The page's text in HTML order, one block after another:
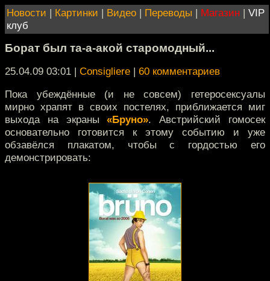
Новости | Картинки | Видео | Переводы | Магазин | VIP
клуб
Борат был та-а-акой старомодный...
25.04.09 03:01 | Consigliere | 60 комментариев
Пока убеждённые (и не совсем) гетеросексуалы
мирно храпят в своих постелях, приближается миг
выхода на экраны«Бруно». Австрийский гомосек
основательно готовится к этому событию и уже
обзавёлся плакатом, чтобы с гордостью его
демонстрировать: